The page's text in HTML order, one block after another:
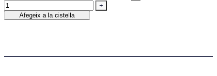
Afegeix a la cistella